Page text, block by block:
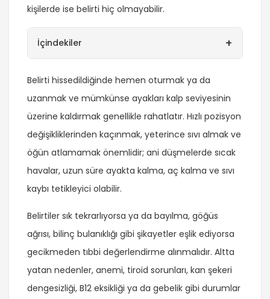
kişilerde ise belirti hiç olmayabilir.
İçindekiler +
Belirti hissedildiğinde hemen oturmak ya da
uzanmak ve mümkünse ayakları kalp seviyesinin
üzerine kaldırmak genellikle rahatlatır. Hızlı pozisyon
değişikliklerinden kaçınmak, yeterince sıvı almak ve
öğün atlamamak önemlidir; ani düşmelerde sıcak
havalar, uzun süre ayakta kalma, aç kalma ve sıvı
kaybı tetikleyici olabilir.
Belirtiler sık tekrarlıyorsa ya da bayılma, göğüs
ağrısı, bilinç bulanıklığı gibi şikayetler eşlik ediyorsa
gecikmeden tıbbi değerlendirme alınmalıdır. Altta
yatan nedenler, anemi, tiroid sorunları, kan şekeri
dengesizliği, B12 eksikliği ya da gebelik gibi durumlar